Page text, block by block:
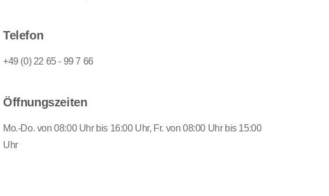
Telefon
+49 (0) 22 65 - 99 7 66
Öffnungszeiten
Mo.-Do. von 08:00 Uhr bis 16:00 Uhr, Fr. von 08:00 Uhr bis 15:00
Uhr